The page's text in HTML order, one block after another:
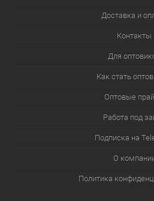
Доставка и
Контакты
Для
Как стать
Оптовые
Работа под
Подписка на
О
Политика